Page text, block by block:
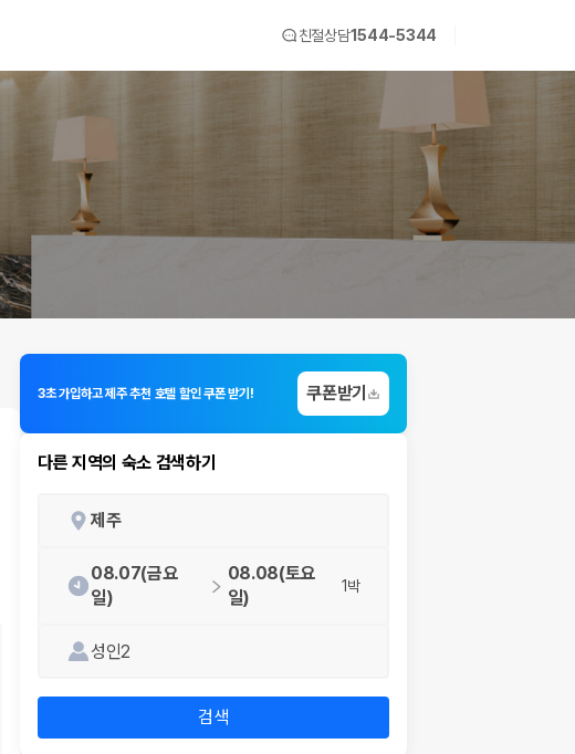
친절상담1544-5344
3초 가입하고 제주 추천 호텔 할인 쿠폰 받기! 쿠폰받기
다른 지역의 숙소 검색하기
제주
08.07(금요
일)
08.08(토요
일)
1박
성인2
검색